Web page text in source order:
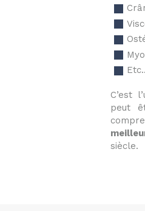
Etc..
C’est
peut
siècle.